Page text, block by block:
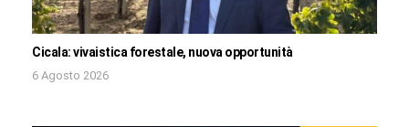
Cicala: vivaistica forestale, nuova opportunità
6 Agosto 2026